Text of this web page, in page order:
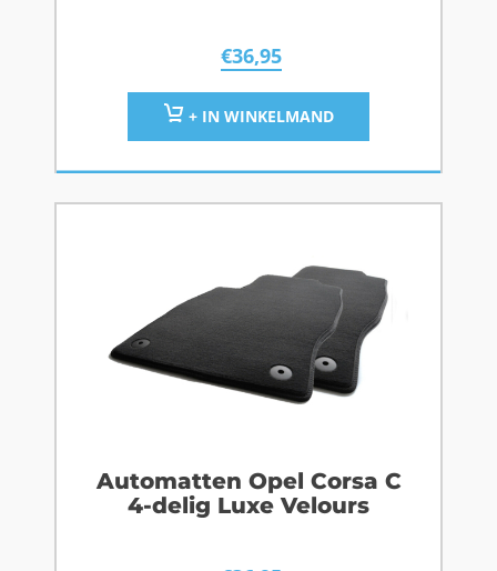
€36,95
+ IN WINKELMAND
Automatten Opel Corsa C
4-delig Luxe Velours